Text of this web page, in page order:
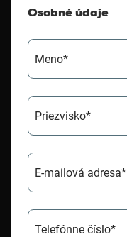
Osobné údaje
Meno*
Priezvisko*
E-mailová adresa*
Telefónne číslo*